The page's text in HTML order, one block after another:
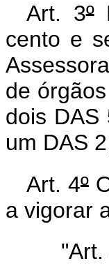
Art. 3º
cento e
de
dois DAS
um DAS
Art. 4º
a vigorar
"Art.